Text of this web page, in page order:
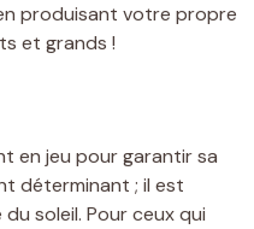
produisant votre propre
et grands !
en jeu pour garantir sa
déterminant ; il est
soleil. Pour ceux qui